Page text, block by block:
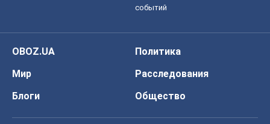
событий
OBOZ.UA
Политика
Мир
Расследования
Блоги
Общество